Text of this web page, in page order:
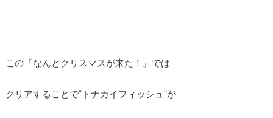
この『なんとクリスマスが来た！』では
クリアすることで”トナカイフィッシュ”が